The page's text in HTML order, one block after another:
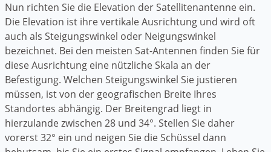
Nun richten Sie die Elevation der Satellitenantenne ein.
Die Elevation ist ihre vertikale Ausrichtung und wird oft
auch als Steigungswinkel oder Neigungswinkel
bezeichnet. Bei den meisten Sat-Antennen finden Sie für
diese Ausrichtung eine nützliche Skala an der
Befestigung. Welchen Steigungswinkel Sie justieren
müssen, ist von der geografischen Breite Ihres
Standortes abhängig. Der Breitengrad liegt in
hierzulande zwischen 28 und 34°. Stellen Sie daher
vorerst 32° ein und neigen Sie die Schüssel dann